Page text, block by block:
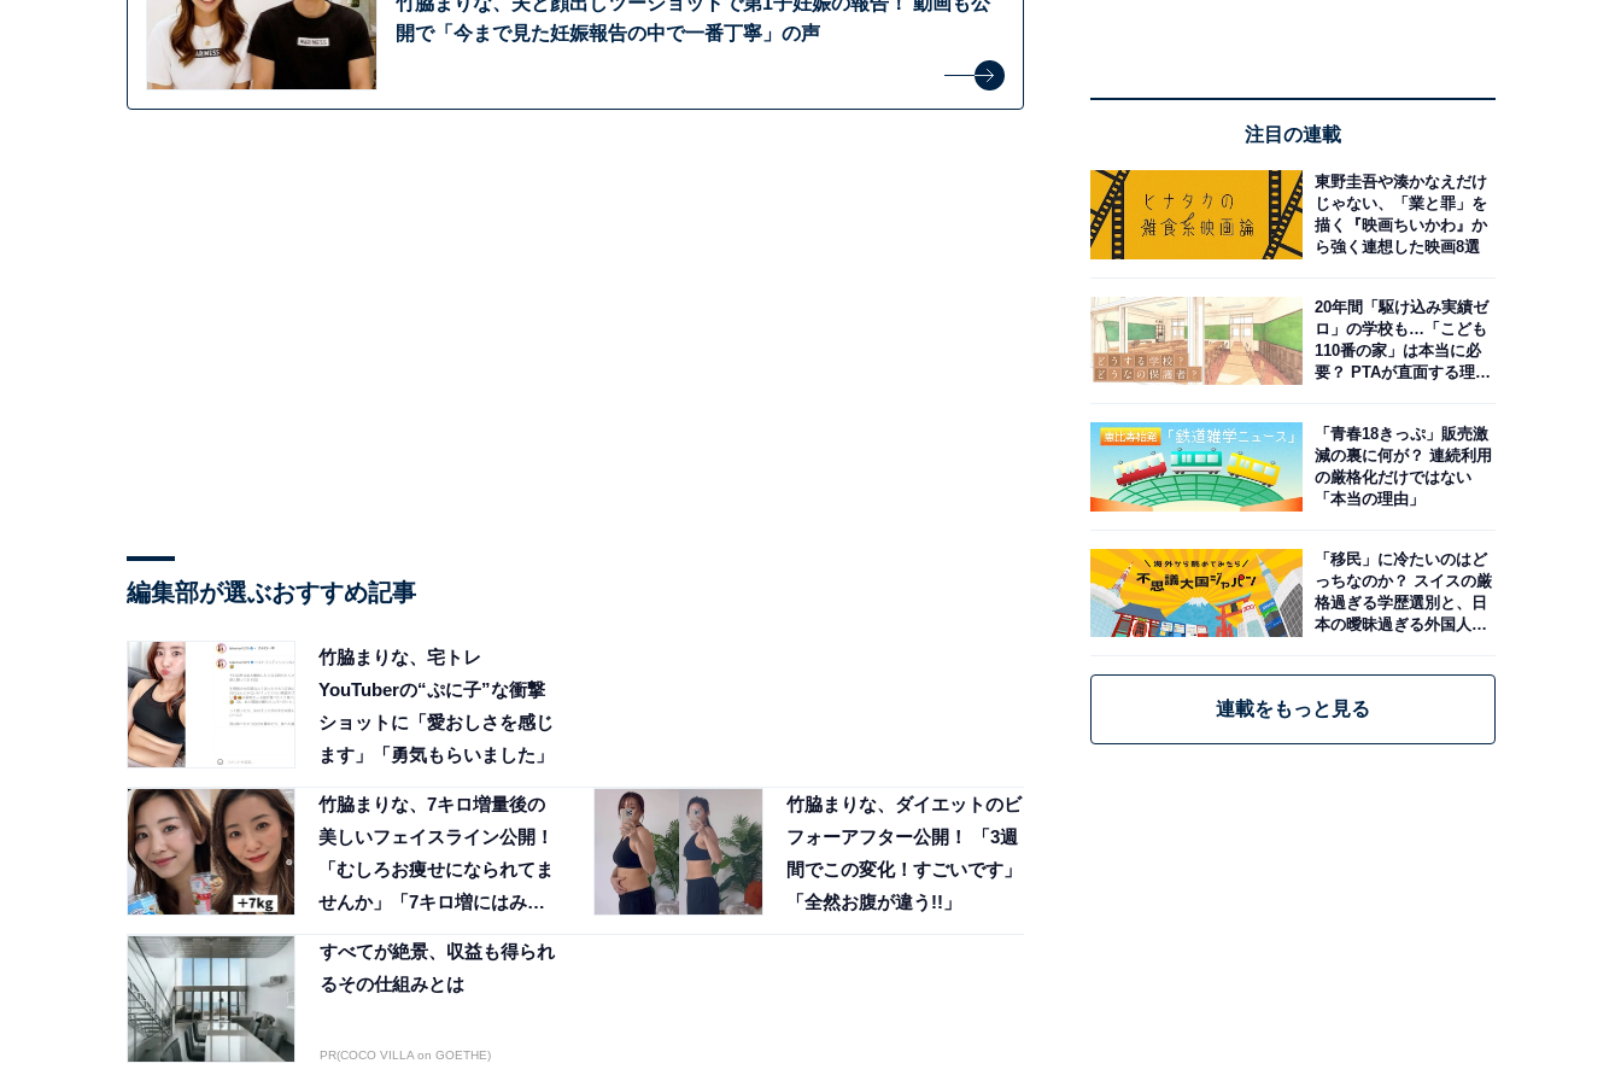
開で「今まで見た妊娠報告の中で一番丁寧」の声
編集部が選ぶおすすめ記事
竹脇まりな、宅トレ
YouTuberの“ぷに子”な衝撃
ショットに「愛おしさを感じ
ます」「勇気もらいました」
竹脇まりな、7キロ増量後の
美しいフェイスライン公開！
「むしろお痩せになられてま
せんか」「7キロ増にはみえ
竹脇まりな、ダイエットのビ
フォーアフター公開！ 「3週
間でこの変化！すごいです」
「全然お腹が違う!!」
すべてが絶景、収益も得られ
るその仕組みとは
PR(COCO VILLA on GOETHE)
注目の連載
東野圭吾や湊かなえだけ
じゃない、「業と罪」を
描く『映画ちいかわ』か
ら強く連想した映画8選
20年間「駆け込み実績ゼ
ロ」の学校も…「こども
110番の家」は本当に必
要？ PTAが直面する理想
「青春18きっぷ」販売激
減の裏に何が？ 連続利用
の厳格化だけではない
「本当の理由」
「移民」に冷たいのはど
っちなのか？ スイスの厳
格過ぎる学歴選別と、日
本の曖昧過ぎる外国人政
連載をもっと見る